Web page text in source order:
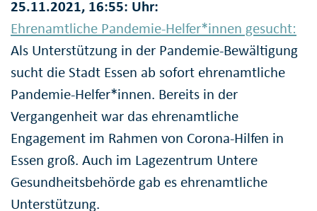
25.11.2021, 16:55: Uhr:
Ehrenamtliche Pandemie-Helfer*innen gesucht:
Als Unterstützung in der Pandemie-Bewältigung
sucht die Stadt Essen ab sofort ehrenamtliche
Pandemie-Helfer*innen. Bereits in der
Vergangenheit war das ehrenamtliche
Engagement im Rahmen von Corona-Hilfen in
Essen groß. Auch im Lagezentrum Untere
Gesundheitsbehörde gab es ehrenamtliche
Unterstützung.